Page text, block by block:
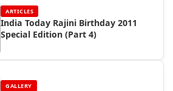
ARTICLES
India Today Rajini Birthday 2011
Special Edition (Part 4)
GALLERY